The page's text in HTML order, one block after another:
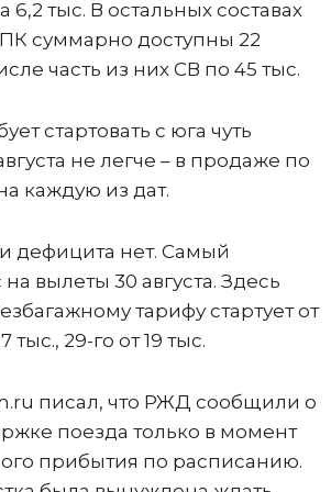
6,2 тыс. В остальных составах
суммарно доступны 22
часть из них СВ по 45 тыс.
стартовать с юга чуть
не легче – в продаже по
каждую из дат.
дефицита нет. Самый
вылеты 30 августа. Здесь
тарифу стартует от
тыс., 29-го от 19 тыс.
писал, что РЖД сообщили о
поезда только в момент
прибытия по расписанию.